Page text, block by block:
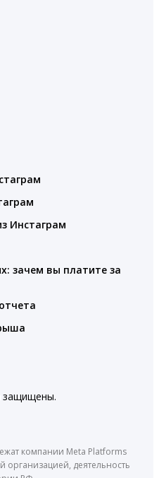
Инстаграм
зачем вы платите за
защищены.
компании Meta Platforms
организацией, деятельность